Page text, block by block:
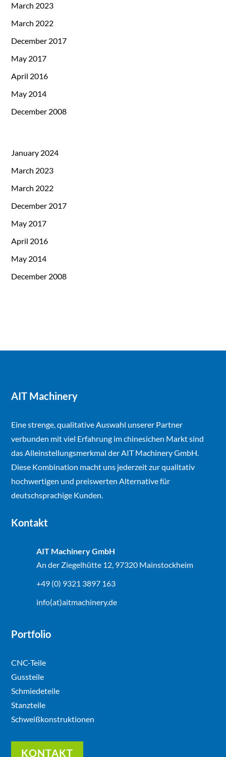
March 2023
March 2022
December 2017
May 2017
April 2016
May 2014
December 2008
January 2024
March 2023
March 2022
December 2017
May 2017
April 2016
May 2014
December 2008
AIT Machinery
Eine strenge, qualitative Auswahl unserer Partner
verbunden mit viel Erfahrung im chinesichen Markt sind
das Alleinstellungsmerkmal der AIT Machinery GmbH.
Diese Kombination macht uns jederzeit zur qualitativ
hochwertigen und preiswerten Alternative für
deutschsprachige Kunden.
Kontakt
AIT Machinery GmbH
An der Ziegelhütte 12, 97320 Mainstockheim
+49 (0) 9321 3897 163
info(at)aitmachinery.de
Portfolio
CNC-Teile
Gussteile
Schmiedeteile
Stanzteile
Schweißkonstruktionen
KONTAKT